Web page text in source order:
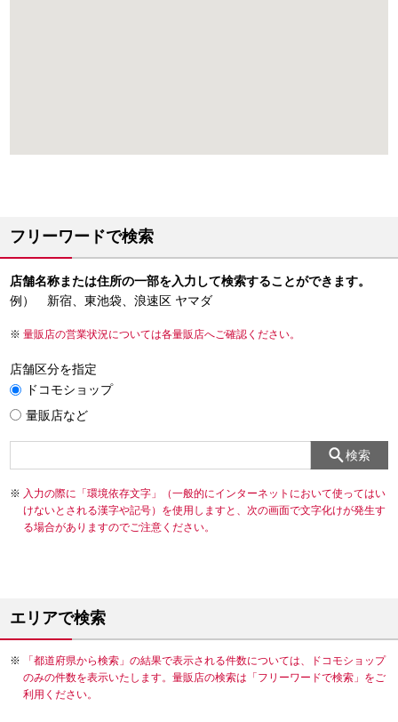
フリーワードで検索
店舗名称または住所の一部を入力して検索することができます。
例） 新宿、東池袋、浪速区 ヤマダ
量販店の営業状況については各量販店へご確認ください。
店舗区分を指定
ドコモショップ
量販店など
検索
入力の際に「環境依存文字」（一般的にインターネットにおいて使ってはい
けないとされる漢字や記号）を使用しますと、次の画面で文字化けが発生す
る場合がありますのでご注意ください。
エリアで検索
「都道府県から検索」の結果で表示される件数については、ドコモショップ
のみの件数を表示いたします。量販店の検索は「フリーワードで検索」をご
利用ください。